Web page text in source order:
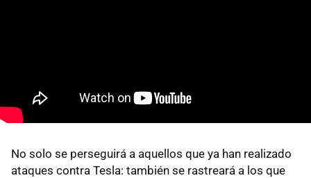
No solo se perseguirá a aquellos que ya han realizado
ataques contra Tesla: también se rastreará a los que